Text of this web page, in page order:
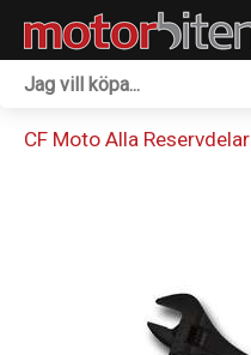
CF Moto Alla Reservdelar